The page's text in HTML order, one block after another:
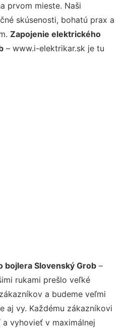
prvom mieste. Naši
skúsenosti, bohatú prax a
Zapojenie elektrického
– www.i-elektrikar.sk je tu
bojlera Slovenský Grob –
rukami prešlo veľké
a budeme veľmi
aj vy. Každému zákazníkovi
vyhovieť v maximálnej